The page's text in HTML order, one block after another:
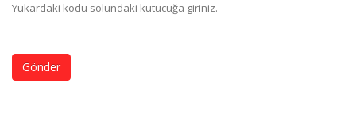
Yukardaki kodu solundaki kutucuğa giriniz.
Gönder